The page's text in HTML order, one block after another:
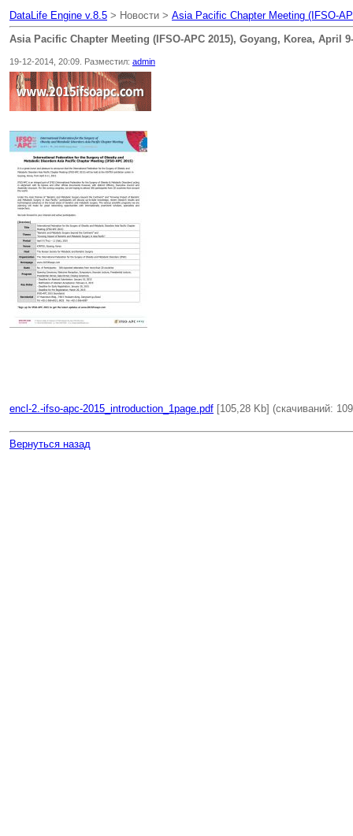
DataLife Engine v.8.5 > Новости > Asia Pacific Chapter Meeting (IFSO-
Asia Pacific Chapter Meeting (IFSO-APC 2015), Goyang, Korea, April
19-12-2014, 20:09. Разместил: admin
encl-2.-ifso-apc-2015_introduction_1page.pdf [105,28 Kb] (cкачиваний:
Вернуться назад